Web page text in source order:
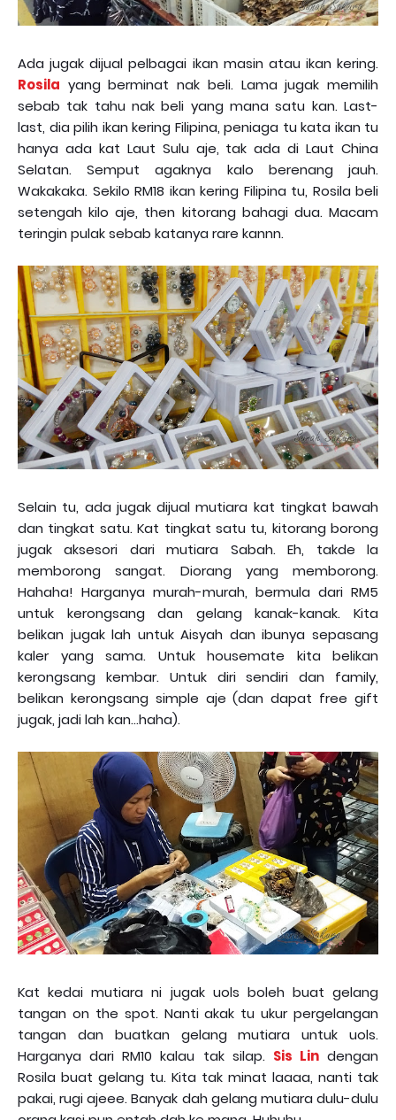
Ada jugak dijual pelbagai ikan masin atau ikan kering.
Rosila yang berminat nak beli. Lama jugak memilih
sebab tak tahu nak beli yang mana satu kan. Last-
last, dia pilih ikan kering Filipina, peniaga tu kata ikan tu
hanya ada kat Laut Sulu aje, tak ada di Laut China
Selatan. Semput agaknya kalo berenang jauh.
Wakakaka. Sekilo RM18 ikan kering Filipina tu, Rosila beli
setengah kilo aje, then kitorang bahagi dua. Macam
teringin pulak sebab katanya rare kannn.
Selain tu, ada jugak dijual mutiara kat tingkat bawah
dan tingkat satu. Kat tingkat satu tu, kitorang borong
jugak aksesori dari mutiara Sabah. Eh, takde la
memborong sangat. Diorang yang memborong.
Hahaha! Harganya murah-murah, bermula dari RM5
untuk kerongsang dan gelang kanak-kanak. Kita
belikan jugak lah untuk Aisyah dan ibunya sepasang
kaler yang sama. Untuk housemate kita belikan
kerongsang kembar. Untuk diri sendiri dan family,
belikan kerongsang simple aje (dan dapat free gift
jugak, jadi lah kan...haha).
Kat kedai mutiara ni jugak uols boleh buat gelang
tangan on the spot. Nanti akak tu ukur pergelangan
tangan dan buatkan gelang mutiara untuk uols.
Harganya dari RM10 kalau tak silap. Sis Lindengan
Rosila buat gelang tu. Kita tak minat laaaa, nanti tak
pakai, rugi ajeee. Banyak dah gelang mutiara dulu-dulu